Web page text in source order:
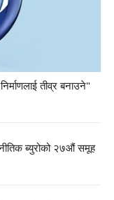
तीव्र बनाउने"
ब्युरोको २७औं समूह